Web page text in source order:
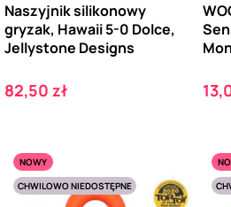
Naszyjnik silikonowy
gryzak, Hawaii 5-0 Dolce,
Jellystone Designs
Cena
82,50 zł
NOWY
CHWILOWO NIEDOSTĘPNE